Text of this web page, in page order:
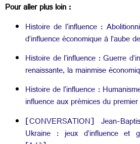
Pour aller plus loin :
Histoire de l'influence :
d’influence économique à l’aube
Histoire de l'influence : Guerre
renaissante, la mainmise
Histoire de l'influence :
influence aux prémices du
[CONVERSATION] Jean-
Ukraine : jeux d’influence et